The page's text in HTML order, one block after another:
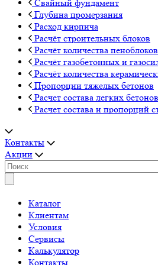
Свайный фундамент
Глубина промерзания
Расход кирпича
Расчёт строительных блоков
Расчёт количества пеноблоков
Расчёт газобетонных и
Расчёт количества
Пропорции тяжелых бетонов
Расчет состава легких
Расчет состава и пропорций
Контакты
Акции
Каталог
Клиентам
Условия
Сервисы
Калькулятор
Контакты